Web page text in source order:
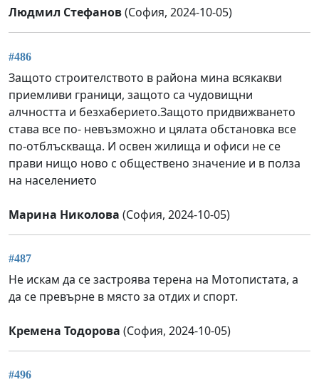
Людмил Стефанов(София, 2024-10-05)
#486
Защото строителството в района мина всякакви
приемливи граници, защото са чудовищни
алчността и безхаберието.Защото придвижването
става все по- невъзможно и цялата обстановка все
по-отблъскваща. И освен жилища и офиси не се
прави нищо ново с обществено значение и в полза
на населението
Марина Николова (София, 2024-10-05)
#487
Не искам да се застроява терена на Мотопистата, а
да се превърне в място за отдих и спорт.
Кремена Тодорова (София, 2024-10-05)
#496